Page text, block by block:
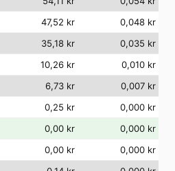
47,52 kr
0,048 kr
35,18 kr
0,035 kr
10,26 kr
0,010 kr
6,73 kr
0,007 kr
0,25 kr
0,000 kr
0,00 kr
0,000 kr
0,00 kr
0,000 kr